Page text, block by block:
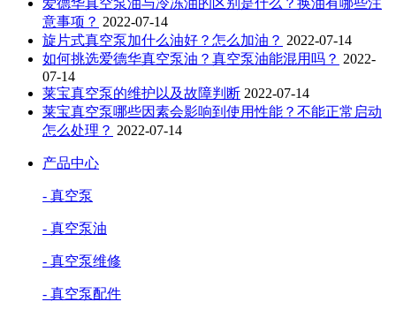
意事项？ 2022-07-14
旋片式真空泵加什么油好？怎么加油？ 2022-07-14
如何挑选爱德华真空泵油？真空泵油能混用吗？ 2022-
07-14
莱宝真空泵的维护以及故障判断 2022-07-14
莱宝真空泵哪些因素会影响到使用性能？不能正常启动
怎么处理？ 2022-07-14
产品中心
- 真空泵
- 真空泵油
- 真空泵维修
- 真空泵配件